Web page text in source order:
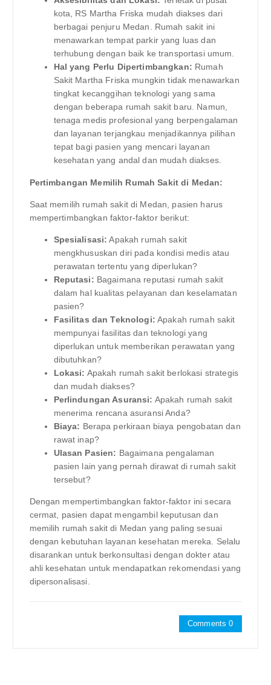
kota, RS Martha Friska mudah diakses dari
berbagai penjuru Medan. Rumah sakit ini
menawarkan tempat parkir yang luas dan
terhubung dengan baik ke transportasi umum.
Hal yang Perlu Dipertimbangkan: Rumah
Sakit Martha Friska mungkin tidak menawarkan
tingkat kecanggihan teknologi yang sama
dengan beberapa rumah sakit baru. Namun,
tenaga medis profesional yang berpengalaman
dan layanan terjangkau menjadikannya pilihan
tepat bagi pasien yang mencari layanan
kesehatan yang andal dan mudah diakses.
Pertimbangan Memilih Rumah Sakit di Medan:
Saat memilih rumah sakit di Medan, pasien harus
mempertimbangkan faktor-faktor berikut:
Spesialisasi: Apakah rumah sakit
mengkhususkan diri pada kondisi medis atau
perawatan tertentu yang diperlukan?
Reputasi: Bagaimana reputasi rumah sakit
dalam hal kualitas pelayanan dan keselamatan
pasien?
Fasilitas dan Teknologi: Apakah rumah sakit
mempunyai fasilitas dan teknologi yang
diperlukan untuk memberikan perawatan yang
dibutuhkan?
Lokasi: Apakah rumah sakit berlokasi strategis
dan mudah diakses?
Perlindungan Asuransi: Apakah rumah sakit
menerima rencana asuransi Anda?
Biaya: Berapa perkiraan biaya pengobatan dan
rawat inap?
Ulasan Pasien: Bagaimana pengalaman
pasien lain yang pernah dirawat di rumah sakit
tersebut?
Dengan mempertimbangkan faktor-faktor ini secara
cermat, pasien dapat mengambil keputusan dan
memilih rumah sakit di Medan yang paling sesuai
dengan kebutuhan layanan kesehatan mereka. Selalu
disarankan untuk berkonsultasi dengan dokter atau
ahli kesehatan untuk mendapatkan rekomendasi yang
dipersonalisasi.
Comments 0